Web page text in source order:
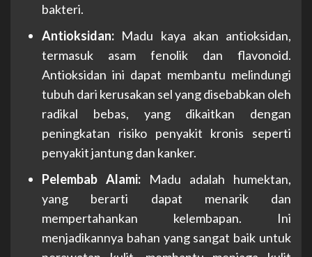
bakteri.
Antioksidan: Madu kaya akan antioksidan,
termasuk asam fenolik dan flavonoid.
Antioksidan ini dapat membantu melindungi
tubuh dari kerusakan sel yang disebabkan oleh
radikal bebas, yang dikaitkan dengan
peningkatan risiko penyakit kronis seperti
penyakit jantung dan kanker.
Pelembab Alami: Madu adalah humektan,
yang berarti dapat menarik dan
mempertahankan kelembapan. Ini
menjadikannya bahan yang sangat baik untuk